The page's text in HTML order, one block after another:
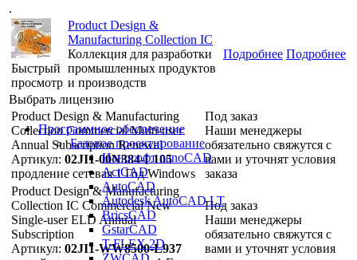
.
Быстрый
просмотр
Product Design &
Manufacturing Collection IC
Коллекция для разработки
промышленных продуктов
и производств
Подробнее Подробнее
Выбрать лицензию
Product Design & Manufacturing
Collection Commercial Multi-user
Annual Subscription Renewal
Артикул: 02JI1-00N384-L105
продление сетевая 1 Год Windows
Под заказ
Наши менеджеры
обязательно свяжутся с
вами и уточнят условия
заказа
Product Design & Manufacturing
Collection IC Commercial New
Single-user ELD Annual
Subscription
Артикул: 02JI1-WW8500-L937
Под заказ
Наши менеджеры
обязательно свяжутся с
вами и уточнят условия
Программное обеспечение
Базовое проектирование
Нанософт nanoCAD
ActCAD
AutoCAD
Autodesk AutoCAD LT
BricsCAD
GstarCAD
T-FLEX 2D